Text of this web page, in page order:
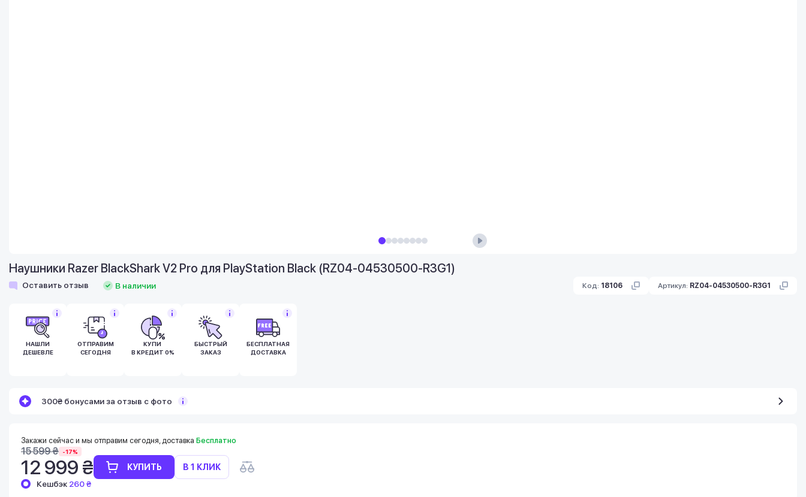
Наушники Razer BlackShark V2 Pro для PlayStation Black (RZ04-04530500-R3G1)
Оставить отзыв В наличии Код: 18106 Артикул: RZ04-04530500-R3G1
НАШЛИ
ДЕШЕВЛЕ
ОТПРАВИМ
СЕГОДНЯ
КУПИ
В КРЕДИТ 0%
БЫСТРЫЙ
ЗАКАЗ
БЕСПЛАТНАЯ
ДОСТАВКА
300₴ бонусами за отзыв с фото
Закажи сейчас и мы отправим сегодня, доставка Бесплатно
15 599 ₴ -17%
12 999 ₴ КУПИТЬ
В 1 КЛИК
Кешбэк 260 ₴
дней после покупки.
Накопленными бонусами можно оплатить
до 99% стоимости следующей покупки:
детальнее